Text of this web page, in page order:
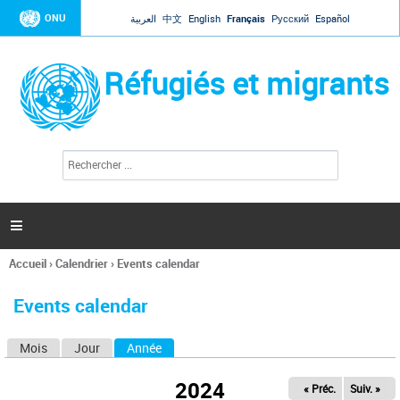
Jump to navigation
ONU العربية 中文 English Français Русский Español
Réfugiés et migrants
l
c
h
e

Vous
ici
Accueil›Calendrier› Events calendar
Events calendar
Mois Jour Année
2024 « Préc. Suiv. »